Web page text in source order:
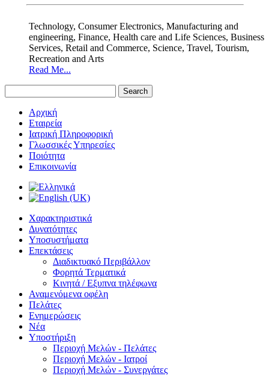
Technology, Consumer Electronics, Manufacturing and
engineering, Finance, Health care and Life Sciences, Business
Services, Retail and Commerce, Science, Travel, Tourism,
Recreation and Arts
Read Me...
Αρχική
Εταιρεία
Ιατρική Πληροφορική
Γλωσσικές Υπηρεσίες
Ποιότητα
Επικοινωνία
Χαρακτηριστικά
Δυνατότητες
Υποσυστήματα
Επεκτάσεις
Διαδικτυακό Περιβάλλον
Φορητά Τερματικά
Κινητά / Εξυπνα τηλέφωνα
Αναμενόμενα οφέλη
Πελάτες
Ενημερώσεις
Νέα
Υποστήριξη
Περιοχή Μελών - Πελάτες
Περιοχή Μελών - Ιατροί
Περιοχή Μελών - Συνεργάτες